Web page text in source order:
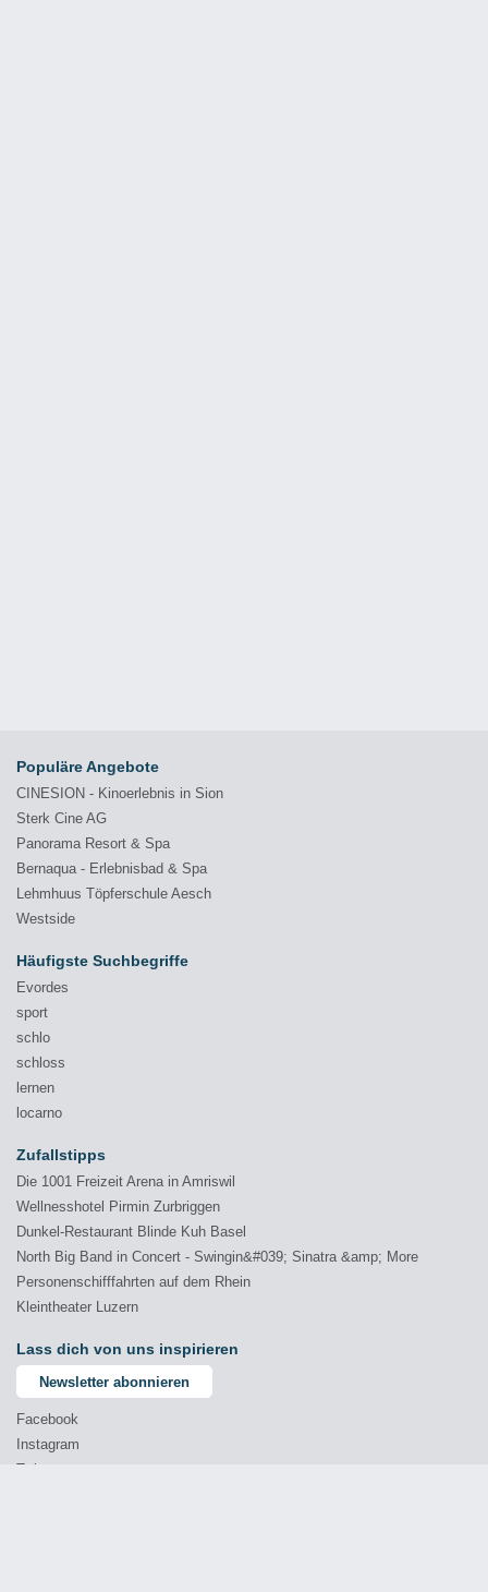
Populäre Angebote
CINESION - Kinoerlebnis in Sion
Sterk Cine AG
Panorama Resort & Spa
Bernaqua - Erlebnisbad & Spa
Lehmhuus Töpferschule Aesch
Westside
Häufigste Suchbegriffe
Evordes
sport
schlo
schloss
lernen
locarno
Zufallstipps
Die 1001 Freizeit Arena in Amriswil
Wellnesshotel Pirmin Zurbriggen
Dunkel-Restaurant Blinde Kuh Basel
North Big Band in Concert - Swingin&#039; Sinatra &amp; More
Personenschifffahrten auf dem Rhein
Kleintheater Luzern
Lass dich von uns inspirieren
Newsletter abonnieren
Facebook
Instagram
Twitter